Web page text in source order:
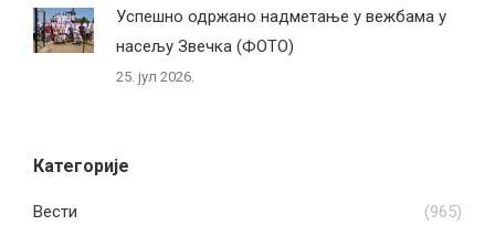
Успешно одржано надметање у вежбама у
насељу Звечка (ФОТО)
25. јул 2026.
Категорије
Вести (965)